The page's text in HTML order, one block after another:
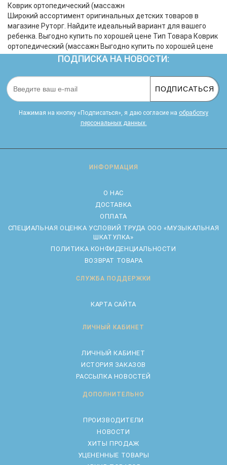
чередования мягких и жестких поверх..
Коврик ортопедический (массажн
Широкий ассортимент оригинальных детских товаров в
магазине Руторг. Найдите идеальный вариант для вашего
ребенка. Выгодно купить по хорошей цене Тип Товара Коврик
ортопедический (массажн Выгодно купить по хорошей цене
ПОДПИСКА НА НОВОСТИ:
ПОДПИСАТЬСЯ
Нажимая на кнопку «Подписаться», я даю cогласие на обработку
персональных данных.
ИНФОРМАЦИЯ
О НАС
ДОСТАВКА
ОПЛАТА
CПЕЦИАЛЬНАЯ ОЦЕНКА УСЛОВИЙ ТРУДА ООО «МУЗЫКАЛЬНАЯ
ШКАТУЛКА»
ПОЛИТИКА КОНФИДЕНЦИАЛЬНОСТИ
ВОЗВРАТ ТОВАРА
СЛУЖБА ПОДДЕРЖКИ
КАРТА САЙТА
ЛИЧНЫЙ КАБИНЕТ
ЛИЧНЫЙ КАБИНЕТ
ИСТОРИЯ ЗАКАЗОВ
РАССЫЛКА НОВОСТЕЙ
ДОПОЛНИТЕЛЬНО
ПРОИЗВОДИТЕЛИ
НОВОСТИ
ХИТЫ ПРОДАЖ
УЦЕНЕННЫЕ ТОВАРЫ